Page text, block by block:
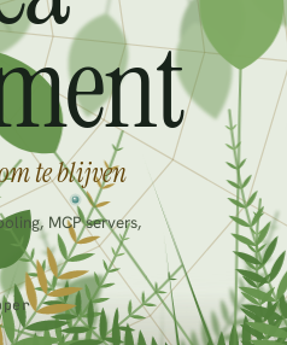
te blijven
MCP servers,